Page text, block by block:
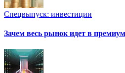
Спецвыпуск: инвестиции
Зачем весь рынок идет в